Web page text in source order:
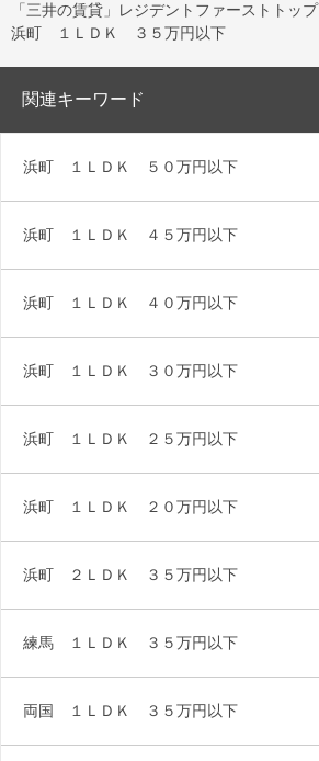
「三井の賃貸」レジデントファーストトップ
浜町 １ＬＤＫ ３５万円以下
関連キーワード
浜町 １ＬＤＫ ５０万円以下
浜町 １ＬＤＫ ４５万円以下
浜町 １ＬＤＫ ４０万円以下
浜町 １ＬＤＫ ３０万円以下
浜町 １ＬＤＫ ２５万円以下
浜町 １ＬＤＫ ２０万円以下
浜町 ２ＬＤＫ ３５万円以下
練馬 １ＬＤＫ ３５万円以下
両国 １ＬＤＫ ３５万円以下